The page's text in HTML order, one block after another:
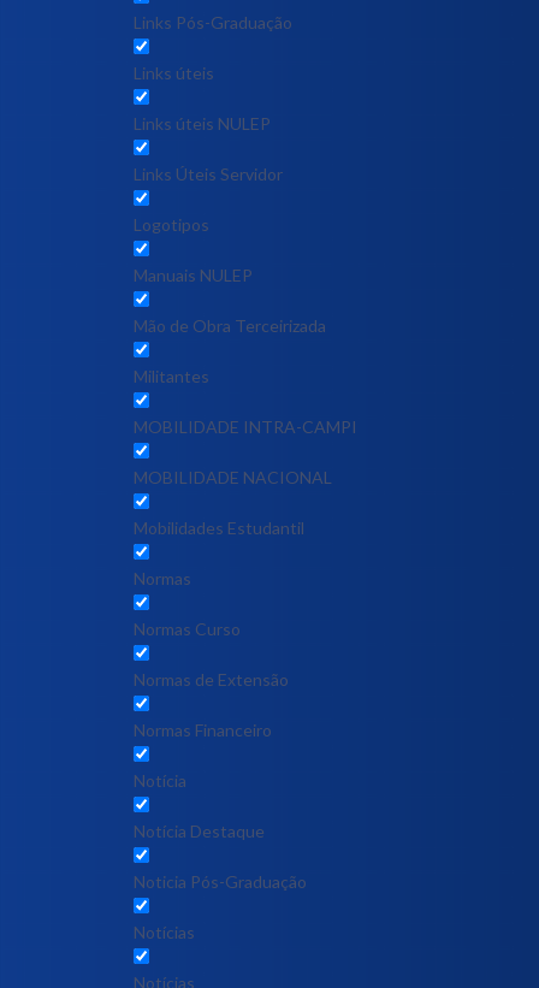
Links Pós-Graduação
Links úteis
Links úteis NULEP
Links Úteis Servidor
Logotipos
Manuais NULEP
Mão de Obra Terceirizada
Militantes
MOBILIDADE INTRA-CAMPI
MOBILIDADE NACIONAL
Mobilidades Estudantil
Normas
Normas Curso
Normas de Extensão
Normas Financeiro
Notícia
Notícia Destaque
Noticia Pós-Graduação
Notícias
Notícias